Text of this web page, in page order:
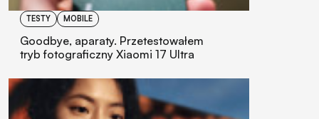
TESTY MOBILE
Goodbye, aparaty. Przetestowałem
tryb fotograficzny Xiaomi 17 Ultra